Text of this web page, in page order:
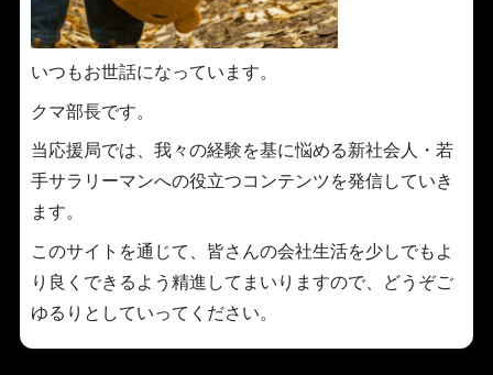
いつもお世話になっています。
クマ部長です。
当応援局では、我々の経験を基に悩める新社会人・若
手サラリーマンへの役立つコンテンツを発信していき
ます。
このサイトを通じて、皆さんの会社生活を少しでもよ
り良くできるよう精進してまいりますので、どうぞご
ゆるりとしていってください。